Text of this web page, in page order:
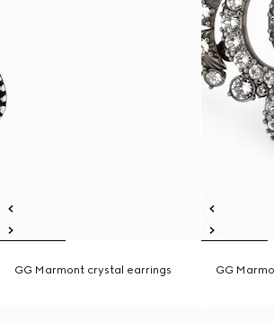
GG Marmont crystal earrings GG